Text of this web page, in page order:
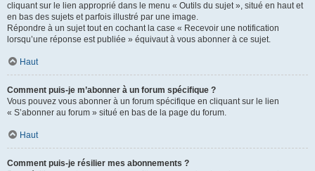
cliquant sur le lien approprié dans le menu « Outils du sujet », situé en haut et
en bas des sujets et parfois illustré par une image.
Répondre à un sujet tout en cochant la case « Recevoir une notification
lorsqu’une réponse est publiée » équivaut à vous abonner à ce sujet.
Haut
Comment puis-je m’abonner à un forum spécifique ?
Vous pouvez vous abonner à un forum spécifique en cliquant sur le lien
« S’abonner au forum » situé en bas de la page du forum.
Haut
Comment puis-je résilier mes abonnements ?